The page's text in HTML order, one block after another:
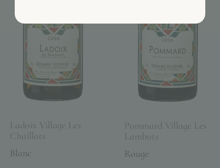
Ladoix Village Les
Chaillots
Blanc
Pommard Village Les
Lambots
Rouge